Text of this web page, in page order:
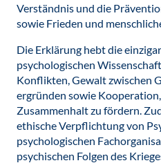
Verständnis und die
sowie Frieden und
Die Erklärung hebt die
psychologischen
Konflikten, Gewalt zwischen
ergründen sowie
Zusammenhalt zu fördern.
ethische Verpflichtung von
psychologischen
psychischen Folgen des